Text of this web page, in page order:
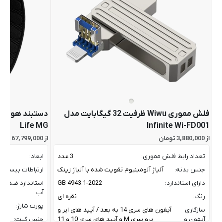
فلش مموری Wiwu ظرفیت 32 گیگابایت مدل
Infinite Wi-FD001
از 3,880,000 تومان
تعداد رابط فلش مموری:
3 عدد
جنس بدنه:
آلیاژ آلومینیوم تقویت شده با آلیاژ زینک
دارای استاندارد:
GB 4943.1-2022
رنگ:
نقره ای
سازگاری
آیفون و
آیفون های سری 14 به بعد / آیپد های ایر و
پرو سری M و آیپد های سری 10 و 11
Life MG
از 67,799,000 تومان
ابعاد:
ارتباطات بیسیم:
استاندارد ضد
آب:
پورت شارژ:
جنس کیت: